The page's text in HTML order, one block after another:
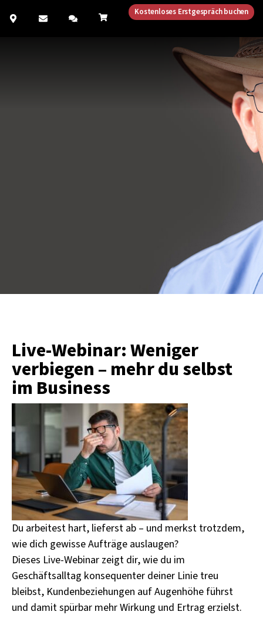
Kostenloses Erstgespräch buchen
Live-Webinar: Weniger
verbiegen – mehr du selbst
im Business
Du arbeitest hart, lieferst ab – und merkst trotzdem,
wie dich gewisse Aufträge auslaugen?
Dieses Live-Webinar zeigt dir, wie du im
Geschäftsalltag konsequenter deiner Linie treu
bleibst, Kundenbeziehungen auf Augenhöhe führst
und damit spürbar mehr Wirkung und Ertrag erzielst.